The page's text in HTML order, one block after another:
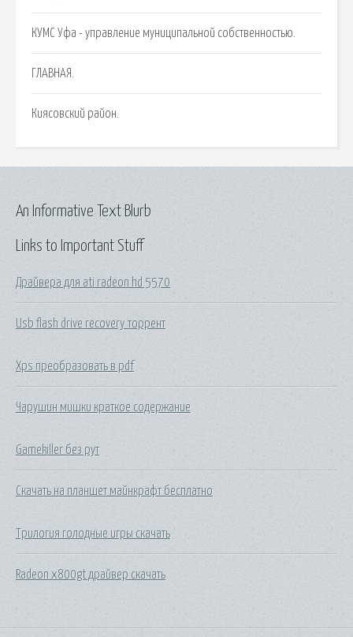
КУМС Уфа - управление муниципальной собственностью.
ГЛАВНАЯ.
Киясовский район.
Links to Important Stuff
Драйвера для ati radeon hd 5570
Usb flash drive recovery торрент
Xps преобразовать в pdf
Чарушин мишки краткое содержание
Gamekiller без рут
Скачать на планшет майнкрафт бесплатно
Трилогия голодные игры скачать
Radeon x800gt драйвер скачать
An Informative Text Blurb